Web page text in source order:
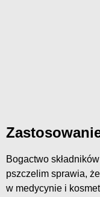
Bogactwo
pszczelim sprawia,
w medycynie i